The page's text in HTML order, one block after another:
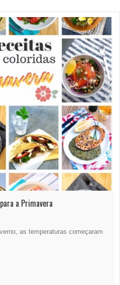
a Primavera
as temperaturas começaram